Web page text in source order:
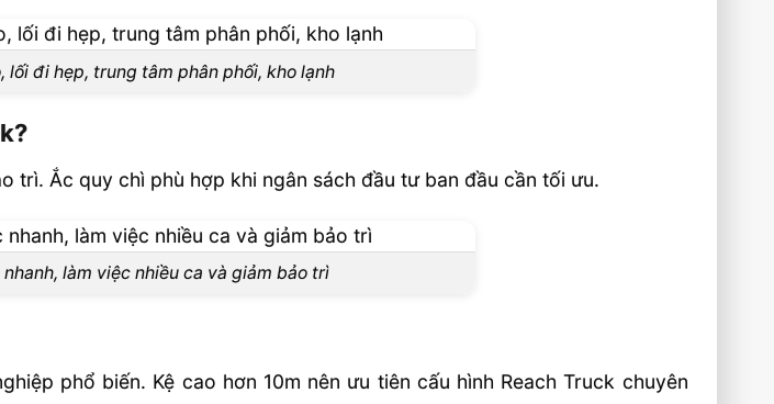
lối đi hẹp, trung tâm phân phối, kho lạnh
trì. Ắc quy chì phù hợp khi ngân sách đầu tư ban đầu cần tối ưu.
làm việc nhiều ca và giảm bảo trì
phổ biến. Kệ cao hơn 10m nên ưu tiên cấu hình Reach Truck chuyên